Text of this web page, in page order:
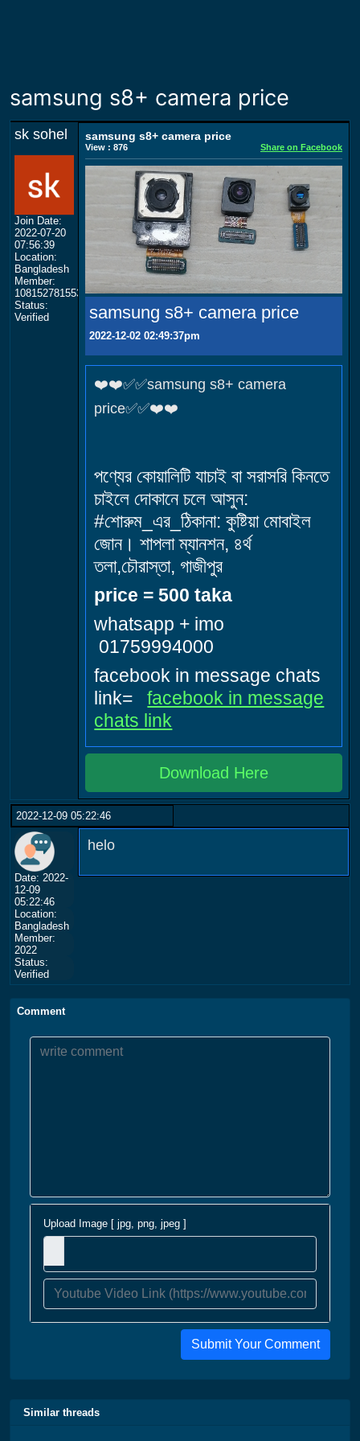
samsung s8+ camera price
sk sohel
Join Date:
2022-07-20
07:56:39
Location:
Bangladesh
Member:
108152781553702003801
Status:
Verified
samsung s8+ camera price
View : 876 Share on Facebook
samsung s8+ camera price
2022-12-02 02:49:37pm
❤️❤️✅✅samsung s8+ camera
price✅✅❤️❤️
পণ্যের কোয়ালিটি যাচাই বা সরাসরি কিনতে
চাইলে দোকানে চলে আসুন:
#শোরুম_এর_ঠিকানা: কুষ্টিয়া মোবাইল
জোন। শাপলা ম্যানশন, ৪র্থ
তলা,চৌরাস্তা, গাজীপুর
price = 500 taka
whatsapp + imo
01759994000
facebook in message chats
link=facebook in message
chats link
Download Here
2022-12-09 05:22:46
Date: 2022-
12-09
05:22:46
Location:
Bangladesh
Member:
2022
Status:
Verified
helo
Comment
Upload Image [ jpg, png, jpeg ]
Submit Your Comment
Similar threads